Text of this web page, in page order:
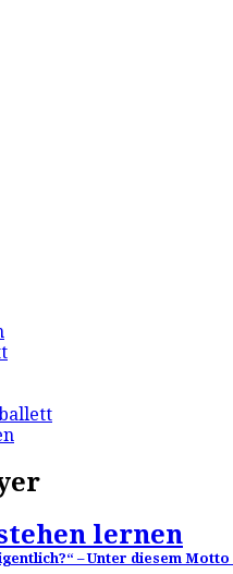
lernen
– Unter diesem